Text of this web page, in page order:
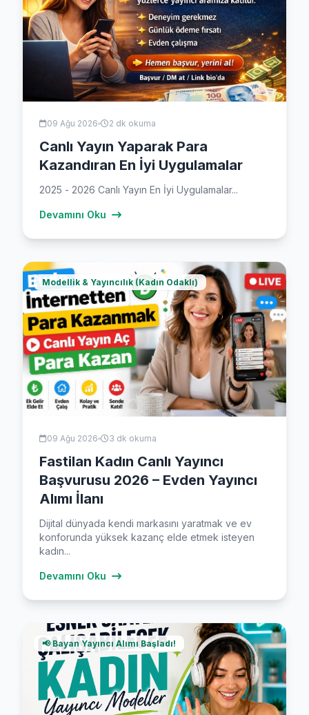
09 Ağu 2026 2 dk okuma
Canlı Yayın Yaparak Para
Kazandıran En İyi Uygulamalar
2025 - 2026 Canlı Yayın En İyi Uygulamalar...
Devamını Oku
Modellik & Yayıncılık (Kadın Odaklı)
09 Ağu 2026 3 dk okuma
Fastilan Kadın Canlı Yayıncı
Başvurusu 2026 – Evden Yayıncı
Alımı İlanı
Dijital dünyada kendi markasını yaratmak ve ev
konforunda yüksek kazanç elde etmek isteyen
kadın...
Devamını Oku
📢 Bayan Yayıncı Alımı Başladı!